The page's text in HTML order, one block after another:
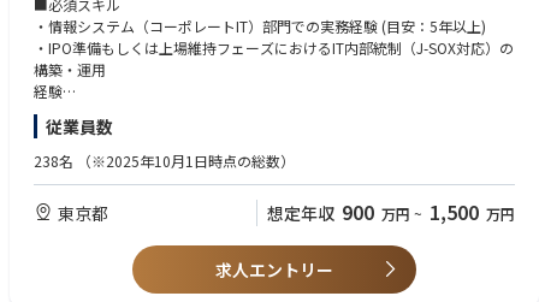
ダーに助言すること；
・学習・開発、報酬・福利厚生、人事オペレーション、その他の人事チー
ムと連携・協力し、解決策を実行します；
・担当事業部門の従業員を対象に、エンゲージメント向上に向けた取り組
みを推進します；
・組織文化向上のための活動を企画・実施します。
・情報システム部門のロードマップ策定、組織設計、採用
・全社のIT戦略立案、IT投資計画の策定、予算管理
3. 社内ITインフラ・セキュリティ基盤の構築・運用
・ID管理基盤（Azure AD, Google Workspaceなど）の整備・運用
・PC・モバイルデバイスのライフサイクル管理（MDM導入、キッティン
グ）
・セキュアな社内ネットワーク（オフィス、リモート）の設計・運用
・SaaS導入・管理ガイドラインの策定と最適化（アカウント管理、コスト
4. 社内システムの運用・保守と業務効率化
■必須スキル
・情報システム（コーポレートIT）部門での実務経験 (目安：5年以上)
・IPO準備もしくは上場維持フェーズにおけるIT内部統制（J-SOX対応）の
構築・運用
経験
・プロジェクトリードの経験、システム導入やリプレイス、業務改善プロ
ジェクトなどを主体となって推進した経験
・情報セキュリティポリシーの策定やガバナンス強化の実務経験
・ゼロから部門や仕組みを立ち上げた経験、またはそれに準ずるオーナー
シップを持った業務推進経験
・ネットワーク、サーバー、クラウドサービスに関する広範な知識と運用
従業員数
238名 （※2025年10月1日時点の総数）
東京都 想定年収 900 万円 ~ 1,500 万円
求人エントリー